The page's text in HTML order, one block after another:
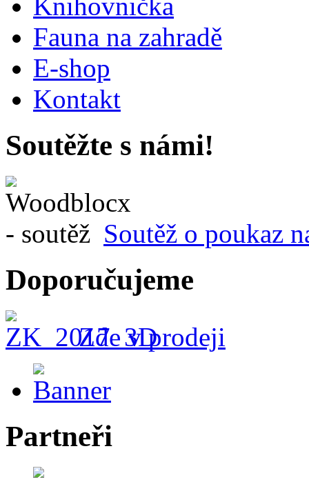
Knihovnička
Fauna na zahradě
E-shop
Kontakt
Soutěžte s námi!
Soutěž o poukaz
Doporučujeme
Zde v prodeji
Partneři